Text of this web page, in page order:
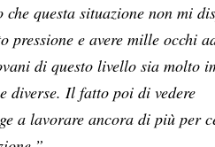
questa situazione non mi
pressione e avere mille occhi
di questo livello sia molto
diverse. Il fatto poi di vedere
a lavorare ancora di più per